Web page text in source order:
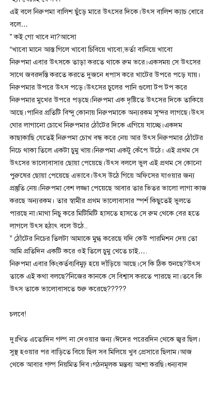
এই বলে নিরুপমা বালিশ ছুঁড়ে মারে উৎসের দিকে।উৎস বালিশ ক্যাচ ধোরে
বলে…
” কই গো খাবে না?আসো
“খাবো মানে আস্ত গিলে খাবো চিবিয়ে খাবো,ভর্তা বানিয়ে খাবো
নিরুপমা এবার উৎসকে তাড়া করতে থাকে রুম ভরে।একসময় সে উৎসের
সাথে জবরদস্তি করতে করতে দুজনে ধপাস করে খাটের উপরে পড়ে যায়।
নিরুপমার উপরে উৎস পড়ে।উৎসের চুলের পানি গুলো টপ টপ করে
নিরুপমার মুখের উপরে পড়ছে।নিরুপমা এক দৃষ্টিতে উৎসের দিকে তাকিয়ে
আছে।পানির প্রতিটি বিন্দু কোনায় নিরুপমাকে অন্যরকম সুন্দর লাগছে।উৎস
ঘোর লাগানো চোখে নিরুপমার ঠোঁটের দিকে এগিয়ে যাচ্ছে।একদম
কাছাকাছি যেতেই নিরুপমা চোখ বন্ধ করে নেয় আর উৎস নিরুপমার ঠোঁটের
নিচে থাকা তিলে একটা চুমু খায়।নিরুপমা একটু কেঁপে উঠে। এই প্রথম সে
উৎসের ভালোবাসার ছোয়া পেয়েছে।উৎস বললে ভুল এই প্রথম সে কোনো
পুরুষের ছোয়া পেয়েছে এভাবে।উৎস উঠে গিয়ে অফিসের যাওয়ার জন্য
প্রস্তুতি নেয়।নিরুপমা বেশ লজ্জা পেয়েছে আবার তার ভিতর ভালো লাগা কাজ
করছে অন্যরকম। তার স্বামীর প্রথম ভালোবাসার স্পর্শ কিছুতেই ভুলতে
পারছে না।মাথা নিচু করে মিটিমিটি হাসতে হাসতে সে রুম থেকে বের হতে
লাগলে উৎস হঠাৎ বলে উঠে..
” ঠোঁটের নিচের তিলটা আমাকে মুগ্ধ করেছে যদি কেউ পারমিশন দেয় তো
আমি প্রতিদিন একটি করে ওই তিলে চুমু খেতে চাই….
নিরুপমা এবার কিংকর্তব্যবিমুঢ় হয়ে দাঁড়িয়ে আছে।সে কি ঠিক শুনছে?উৎস
তাকে এই কথা বলছে?নিজের কানকে সে বিশ্বাস করতে পারছে না।তবে কি
উৎস তাকে ভালোবাসতে শুরু করেছে?????
চলবে!
দুঃখিত এতোদিন গল্প না দেওয়ার জন্য।ঈদের পরেরদিন থেকে জ্বর ছিল।
সুস্থ হওয়ার পর বাড়িতে বিয়ে ছিল সব মিলিয়ে খুব প্রেসারে ছিলাম।আজ
থেকে আবার গল্প নিয়মিত দিব।গঠনমূলক মন্তব্য আশা করছি।ধন্যবাদ